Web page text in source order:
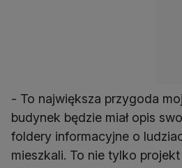
- To największa przygoda
budynek będzie miał opis
foldery informacyjne o
mieszkali. To nie tylko